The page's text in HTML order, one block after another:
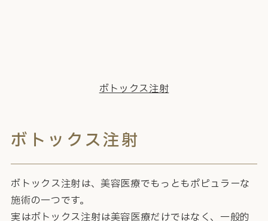
ボトックス注射
ボトックス注射
ボトックス注射は、美容医療でもっともポピュラーな
施術の一つです。
実はボトックス注射は美容医療だけではなく、一般的